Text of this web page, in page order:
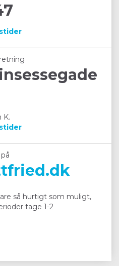
K.
så hurtigt som muligt,
tage 1-2